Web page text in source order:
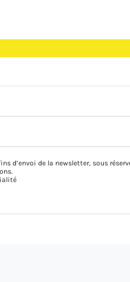
d’envoi de la newsletter, sous